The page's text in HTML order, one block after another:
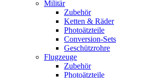
Militär
Zubehör
Ketten & Räder
Photoätzteile
Conversion-Sets
Geschützrohre
Flugzeuge
Zubehör
Photoätzteile